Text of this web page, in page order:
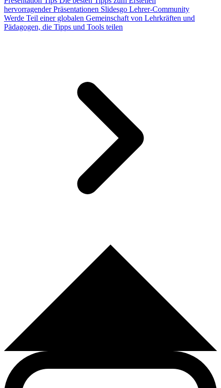
hervorragender Präsentationen Slidesgo Lehrer-Community
Werde Teil einer globalen Gemeinschaft von Lehrkräften und
Pädagogen, die Tipps und Tools teilen